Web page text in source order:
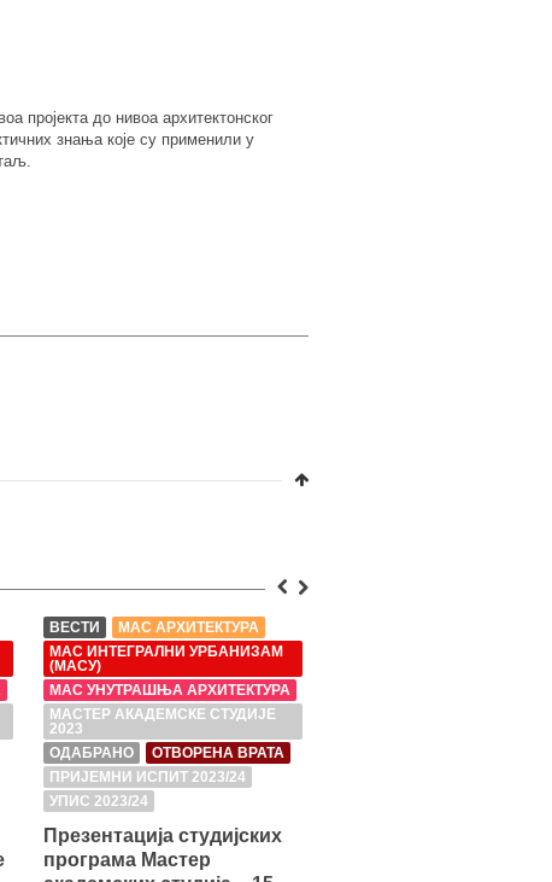
пројекта до нивоа архитектонског
знања које су применили у
ВЕСТИ
МАС АРХИТЕКТУРА
МАС ИНТЕГРАЛНИ УРБАНИЗАМ
(МАСУ)
МАС УНУТРАШЊА АРХИТЕКТУРА
МАСТЕР АКАДЕМСКЕ СТУДИЈЕ
2023
ОДАБРАНО
ОТВОРЕНА ВРАТА
ПРИЈЕМНИ ИСПИТ 2023/24
УПИС 2023/24
Презентација студијских
програма Мастер